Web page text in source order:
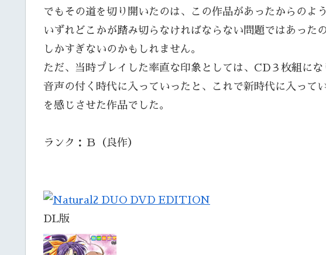
でもその道を切り開いたのは、この作品があったからのよ
いずれどこかが踏み切らなければならない問題ではあった
しかすぎないのかもしれません。
ただ、当時プレイした率直な印象としては、CD３枚組に
音声の付く時代に入っていったと、これで新時代に入って
を感じさせた作品でした。
ランク：Ｂ（良作）
DL版